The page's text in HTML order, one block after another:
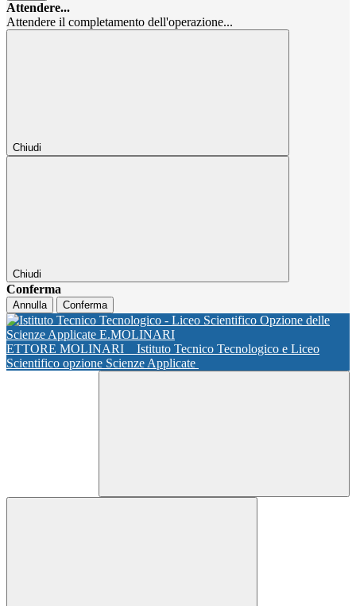
Attendere...
Attendere il completamento dell'operazione...
Chiudi
Chiudi
Conferma
Annulla Conferma
ETTORE MOLINARI
Istituto Tecnico Tecnologico e Liceo
Scientifico opzione Scienze Applicate